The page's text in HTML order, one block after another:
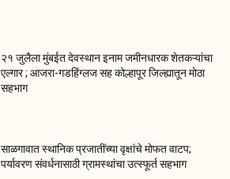
२१ जुलैला मुंबईत देवस्थान इनाम जमीनधारक शेतकऱ्यांचा
एल्गार ; आजरा-गडहिंग्लज सह कोल्हापूर जिल्ह्यातून मोठा
सहभाग
साळगावात स्थानिक प्रजातींच्या वृक्षांचे मोफत वाटप;
पर्यावरण संवर्धनासाठी ग्रामस्थांचा उत्स्फूर्त सहभाग